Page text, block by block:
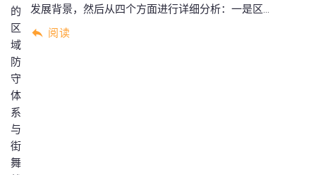
发展背景，然后从四个方面进行详细分析：一是区...
阅读